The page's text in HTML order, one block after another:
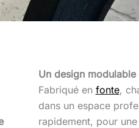
Un design
Fabriqué en fonte,
dans un espace
rapidement, pour